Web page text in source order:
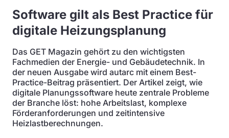
Software gilt als Best Practice für
digitale Heizungsplanung
Das GET Magazin gehört zu den wichtigsten
Fachmedien der Energie- und Gebäudetechnik. In
der neuen Ausgabe wird autarc mit einem Best-
Practice-Beitrag präsentiert. Der Artikel zeigt, wie
digitale Planungssoftware heute zentrale Probleme
der Branche löst: hohe Arbeitslast, komplexe
Förderanforderungen und zeitintensive
Heizlastberechnungen.